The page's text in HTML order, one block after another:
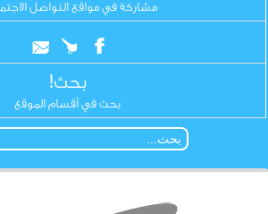
مشاركة في مواقع التواصل
بحث!
بحث في أقسام الموقع